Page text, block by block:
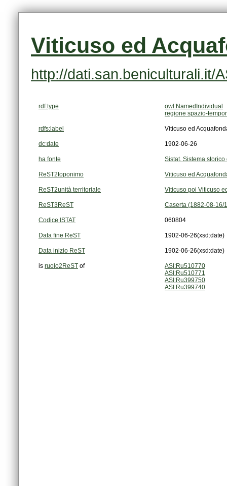
Viticuso ed
http://dati.san.beniculturali.it/
rdf:type
owl:NamedIndividual
regione spazio-
rdfs:label Viticuso ed
dc:date 1902-06-26
ha fonte Sistat. Sistema
ReST2toponimo Viticuso ed
ReST2unità territoriale Viticuso poi Viticuso
ReST3ReST Caserta (1882-08-16/
Codice ISTAT 060804
Data fine ReST 1902-06-26(xsd:date)
Data inizio ReST 1902-06-26(xsd:date)
is ruolo2ReST of
ASI:Ru510770
ASI:Ru510771
ASI:Ru399750
ASI:Ru399740